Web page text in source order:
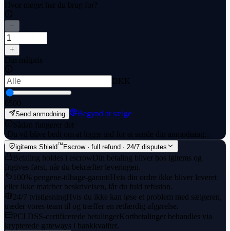
Hvor meget har du brug for?
Din målpris
DKK
0500
Send anmodning
Begynd at sælge
Sådan fungerer det
· Du vil blive bedt om at logge ind for at sende din anmodning.
igitems Shield™ Escrow · full refund · 24/7 disputes
Betaling holdes i escrow Din betaling bliver hos igitems og
frigives først, når du bekræfter leveringen.
100% pengene-tilbage-garanti Hvis din ordre ikke bliver leveret
eller ikke matcher beskrivelsen, får du fuld refusion.
24/7 tvistløsning Hvis du ikke kan løse et problem med sælgeren,
træder vores team til og træffer en retfærdig afgørelse.
PCI DSS-certificerede betalinger Kortbetalinger behandles via
krypterede gateways i bankkvalitet.